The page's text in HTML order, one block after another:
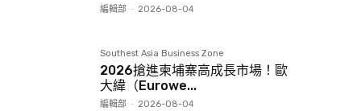
編輯部 - 2026-08-04
Southest Asia Business Zone
2026搶進柬埔寨高成長市場！歐
大緯（Eurowe...
編輯部 - 2026-08-04